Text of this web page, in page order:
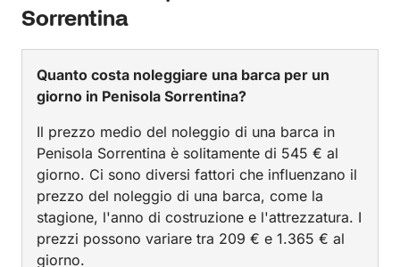
Sorrentina
Quanto costa noleggiare una barca per un
giorno in Penisola Sorrentina?
Il prezzo medio del noleggio di una barca in
Penisola Sorrentina è solitamente di 545 € al
giorno. Ci sono diversi fattori che influenzano il
prezzo del noleggio di una barca, come la
stagione, l'anno di costruzione e l'attrezzatura. I
prezzi possono variare tra 209 € e 1.365 € al
giorno.